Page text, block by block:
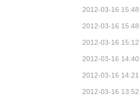
2012-03-16 15:48
2012-03-16 15:48
2012-03-16 15:12
2012-03-16 14:40
2012-03-16 14:21
2012-03-16 13:52